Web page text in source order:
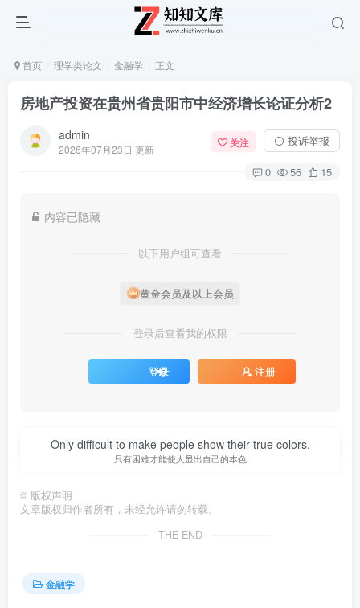
首页 理学类论文 金融学 正文
房地产投资在贵州省贵阳市中经济增长论证分析2
admin
2026年07月23日 更新
关注 ⚪ 投诉举报
0 56 15
内容已隐藏
以下用户组可查看
黄金会员及以上会员
登录后查看我的权限
登录 注册
Only difficult to make people show their true colors.
只有困难才能使人显出自己的本色
© 版权声明
文章版权归作者所有，未经允许请勿转载。
THE END
金融学